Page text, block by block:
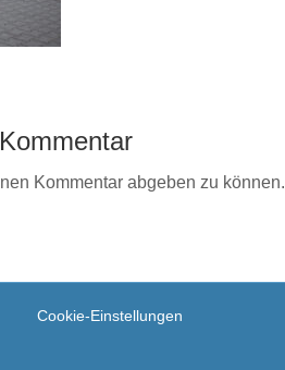
Kommentar abgeben zu können.
Cookie-Einstellungen